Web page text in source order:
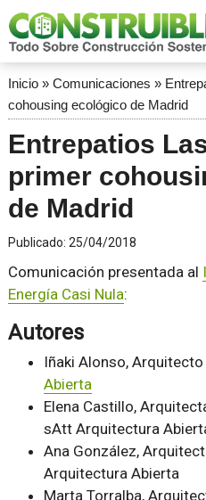
Inicio» Comunicaciones »
cohousing ecológico de Madrid
Entrepatios
primer
de Madrid
Publicado: 25/04/2018
Comunicación presentada al
Energía Casi Nula:
Autores
Iñaki Alonso, Arquitecto
Abierta
Elena Castillo,
sAtt Arquitectura
Ana González,
Arquitectura Abierta
Marta Torralba,